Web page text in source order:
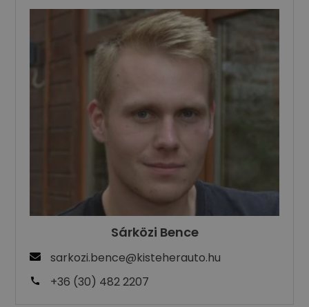
Sárközi Bence
sarkozi.bence@kisteherauto.hu
+36 (30) 482 2207